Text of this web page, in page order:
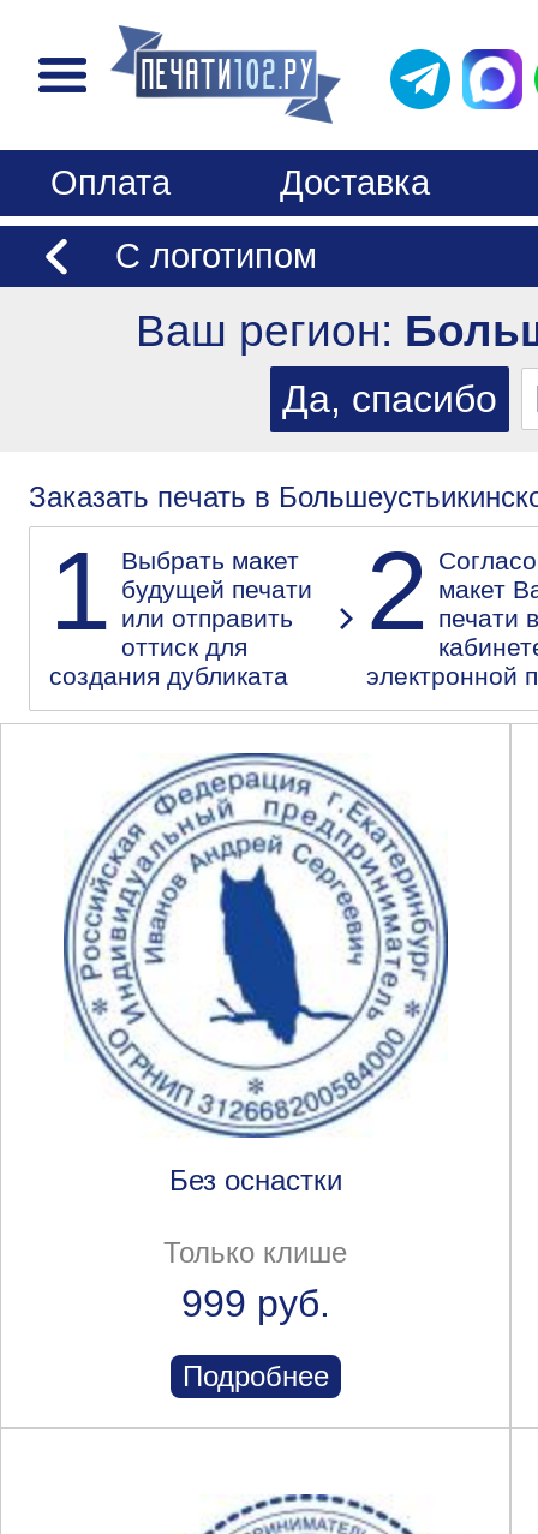
Оплата
Доставка
С логотипом
Ваш регион:
Заказать печать в
1 Выбрать макет
будущей печати
или отправить
оттиск для
создания дубликата
2
макет
печати
электронной
Без оснастки
Только клише
999 руб.
Подробнее